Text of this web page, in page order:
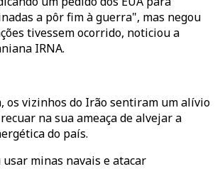
a pôr fim à guerra", mas negou
tivessem ocorrido, noticiou a
IRNA.
os vizinhos do Irão sentiram um alívio
na sua ameaça de alvejar a
do país.
minas navais e atacar